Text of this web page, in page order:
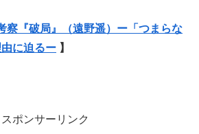
察『破局』（遠野遥）ー「つまらな
に迫るー 】
スポンサーリンク